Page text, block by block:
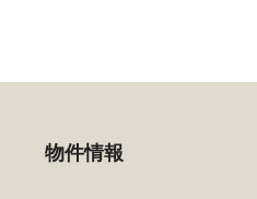
物件情報